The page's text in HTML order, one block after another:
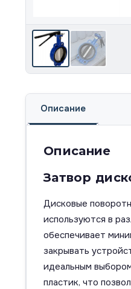
Описание
Описание
Затвор
Дисковые
используются в
обеспечивает
закрывать
идеальным
пластик, что